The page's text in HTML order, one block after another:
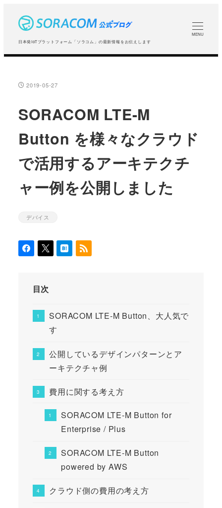
コ
日本発IoTプラットフォーム「ソラコム」の最新情報をお伝えします
MENU
投稿日
2019-05-27
SORACOM LTE-M
Button を様々なクラウド
で活用するアーキテクチ
ャー例を公開しました
カテゴリー
デバイス
目次
SORACOM LTE-M Button、大人気で
す
公開しているデザインパターンとア
ーキテクチャ例
費用に関する考え方
SORACOM LTE-M Button for
Enterprise / Plus
SORACOM LTE-M Button
powered by AWS
クラウド側の費用の考え方